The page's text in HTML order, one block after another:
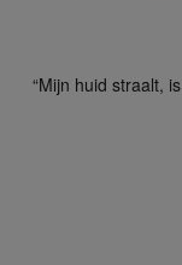
“Mijn huid straalt,